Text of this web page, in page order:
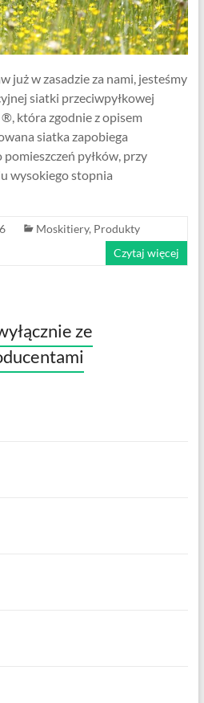
już w zasadzie za nami, jesteśmy
siatki przeciwpyłkowej
która zgodnie z opisem
siatka zapobiega
pyłków, przy
wysokiego stopnia
Moskitiery, Produkty
Czytaj więcej
ze